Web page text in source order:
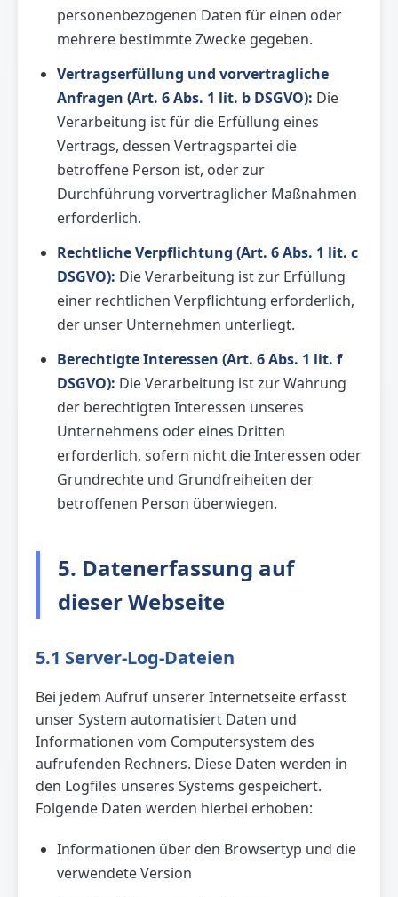
personenbezogenen Daten für einen oder
mehrere bestimmte Zwecke gegeben.
Vertragserfüllung und vorvertragliche
Anfragen (Art. 6 Abs. 1 lit. b DSGVO): Die
Verarbeitung ist für die Erfüllung eines
Vertrags, dessen Vertragspartei die
betroffene Person ist, oder zur
Durchführung vorvertraglicher Maßnahmen
erforderlich.
Rechtliche Verpflichtung (Art. 6 Abs. 1 lit. c
DSGVO): Die Verarbeitung ist zur Erfüllung
einer rechtlichen Verpflichtung erforderlich,
der unser Unternehmen unterliegt.
Berechtigte Interessen (Art. 6 Abs. 1 lit. f
DSGVO): Die Verarbeitung ist zur Wahrung
der berechtigten Interessen unseres
Unternehmens oder eines Dritten
erforderlich, sofern nicht die Interessen oder
Grundrechte und Grundfreiheiten der
betroffenen Person überwiegen.
5. Datenerfassung auf
dieser Webseite
5.1 Server-Log-Dateien
Bei jedem Aufruf unserer Internetseite erfasst
unser System automatisiert Daten und
Informationen vom Computersystem des
aufrufenden Rechners. Diese Daten werden in
den Logfiles unseres Systems gespeichert.
Folgende Daten werden hierbei erhoben:
Informationen über den Browsertyp und die
verwendete Version